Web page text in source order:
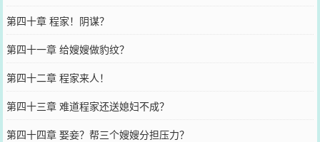
第四十章 程家！阴谋？
第四十一章 给嫂嫂做豹纹？
第四十二章 程家来人！
第四十三章 难道程家还送媳妇不成？
第四十四章 娶妾？帮三个嫂嫂分担压力？